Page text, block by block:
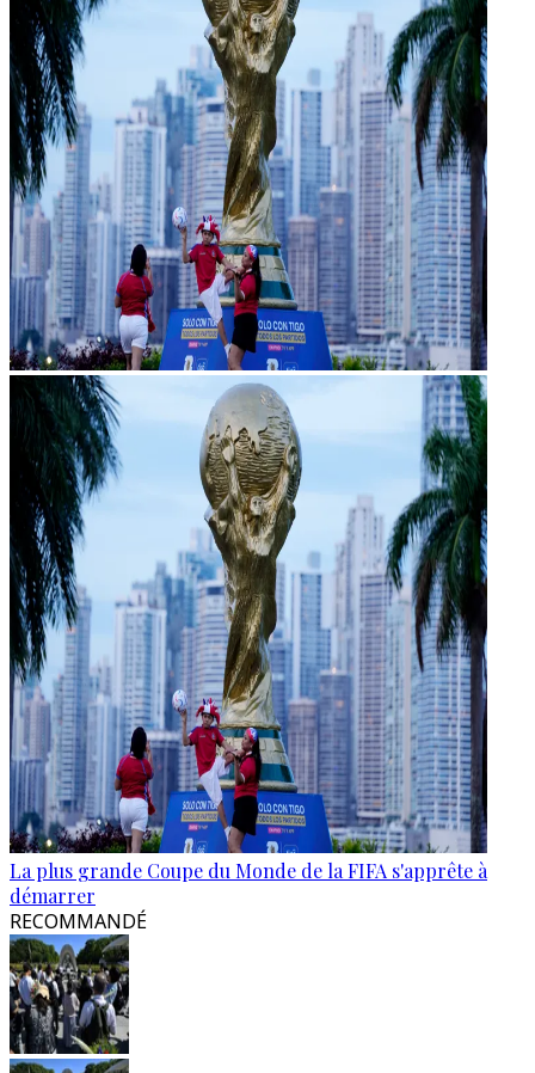
La plus grande Coupe du Monde de la FIFA s'apprête à
démarrer
RECOMMANDÉ